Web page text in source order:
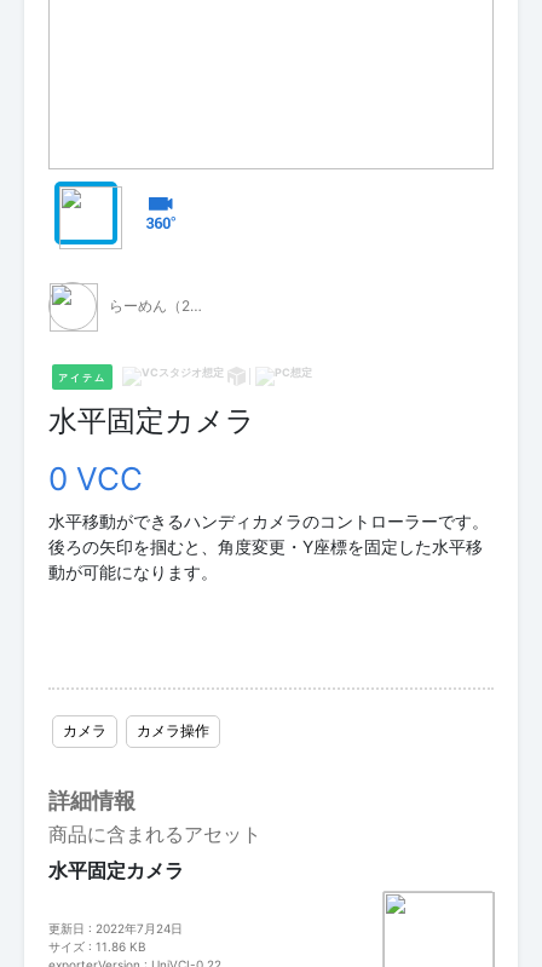
らーめん（2垢目）
アイテム
水平固定カメラ
0 VCC
水平移動ができるハンディカメラのコントローラーです。
後ろの矢印を掴むと、角度変更・Y座標を固定した水平移
動が可能になります。
カメラ カメラ操作
詳細情報
商品に含まれるアセット
水平固定カメラ
更新日 : 2022年7月24日
サイズ : 11.86 KB